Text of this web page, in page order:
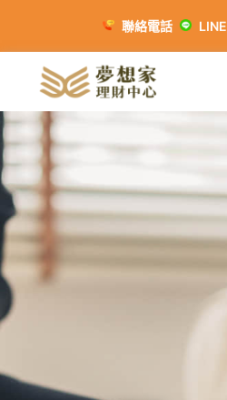
聯絡電話 LINE